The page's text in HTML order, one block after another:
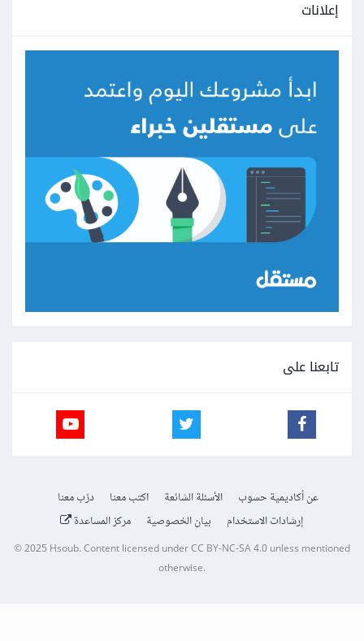
إعلانات
تابعنا على
عن أكاديمية حسوب الأسئلة الشائعة اكتب معنا
درّب معنا
إرشادات الاستخدام
بيان الخصوصية مركز المساعدة
© 2025 Hsoub.Content licensed underCC BY-NC-SA 4.0unless mentioned
otherwise.